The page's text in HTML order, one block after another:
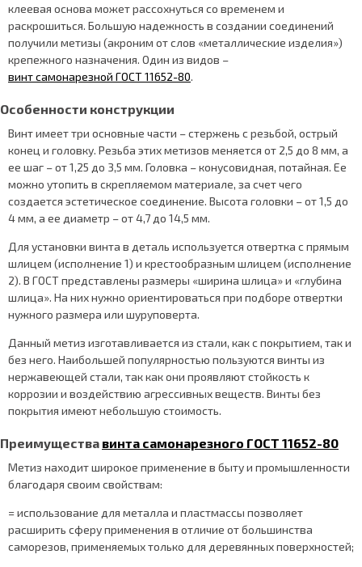
клеевая основа может рассохнуться со временем и
раскрошиться. Большую надежность в создании соединений
получили метизы (акроним от слов «металлические изделия»)
крепежного назначения. Один из видов –
винт самонарезной ГОСТ 11652-80.
Особенности конструкции
Винт имеет три основные части – стержень с резьбой, острый
конец и головку. Резьба этих метизов меняется от 2,5 до 8 мм, а
ее шаг – от 1,25 до 3,5 мм. Головка – конусовидная, потайная. Ее
можно утопить в скрепляемом материале, за счет чего
создается эстетическое соединение. Высота головки – от 1,5 до
4 мм, а ее диаметр – от 4,7 до 14,5 мм.
Для установки винта в деталь используется отвертка с прямым
шлицем (исполнение 1) и крестообразным шлицем (исполнение
2). В ГОСТ представлены размеры «ширина шлица» и «глубина
шлица». На них нужно ориентироваться при подборе отвертки
нужного размера или шуруповерта.
Данный метиз изготавливается из стали, как с покрытием, так и
без него. Наибольшей популярностью пользуются винты из
нержавеющей стали, так как они проявляют стойкость к
коррозии и воздействию агрессивных веществ. Винты без
покрытия имеют небольшую стоимость.
Преимущества винта самонарезного ГОСТ 11652-80
Метиз находит широкое применение в быту и промышленности
благодаря своим свойствам:
= использование для металла и пластмассы позволяет
расширить сферу применения в отличие от большинства
саморезов, применяемых только для деревянных поверхностей;